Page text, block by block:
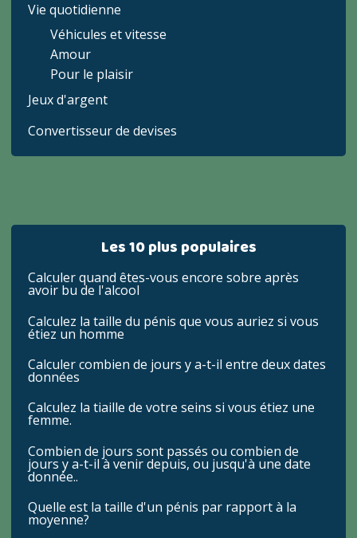
Vie quotidienne
Véhicules et vitesse
Amour
Pour le plaisir
Jeux d'argent
Convertisseur de devises
Les 10 plus populaires
Calculer quand êtes-vous encore sobre après
avoir bu de l'alcool
Calculez la taille du pénis que vous auriez si vous
étiez un homme
Calculer combien de jours y a-t-il entre deux dates
données
Calculez la tiaille de votre seins si vous étiez une
femme.
Combien de jours sont passés ou combien de
jours y a-t-il à venir depuis, ou jusqu'à une date
donnée..
Quelle est la taille d'un pénis par rapport à la
moyenne?